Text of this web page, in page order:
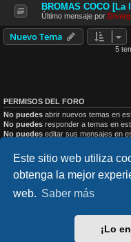
Este sitio web utiliza
obtenga la mejor
web. Saber más
¡Lo
BROMAS COCO
Último mensaje por
Nuevo Tema
5
PERMISOS DEL FORO
No puedes abrir nuevos temas en
No puedes responder a temas en
No puedes editar sus mensajes en
No puedes
enviar adjuntos en este
Inicio Índice general
Desarrollado por